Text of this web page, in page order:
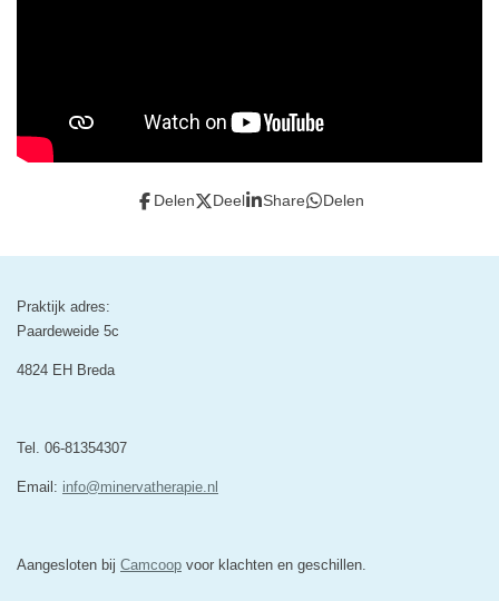
Delen Deel Share Delen
Praktijk adres:
Paardeweide 5c
4824 EH Breda
Tel. 06-81354307
Email: info@minervatherapie.nl
Aangesloten bij Camcoop voor klachten en geschillen.